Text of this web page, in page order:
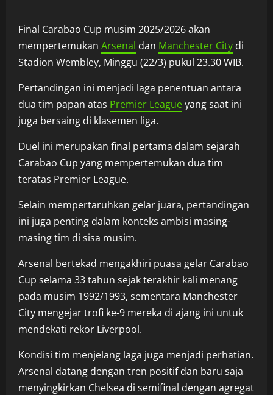
Final Carabao Cup musim 2025/2026 akan
mempertemukan Arsenal dan Manchester City di
Stadion Wembley, Minggu (22/3) pukul 23.30 WIB.
Pertandingan ini menjadi laga penentuan antara
dua tim papan atas Premier Leagueyang saat ini
juga bersaing di klasemen liga.
Duel ini merupakan final pertama dalam sejarah
Carabao Cup yang mempertemukan dua tim
teratas Premier League.
Selain mempertaruhkan gelar juara, pertandingan
ini juga penting dalam konteks ambisi masing-
masing tim di sisa musim.
Arsenal bertekad mengakhiri puasa gelar Carabao
Cup selama 33 tahun sejak terakhir kali menang
pada musim 1992/1993, sementara Manchester
City mengejar trofi ke-9 mereka di ajang ini untuk
mendekati rekor Liverpool.
Kondisi tim menjelang laga juga menjadi perhatian.
Arsenal datang dengan tren positif dan baru saja
menyingkirkan Chelsea di semifinal dengan agregat